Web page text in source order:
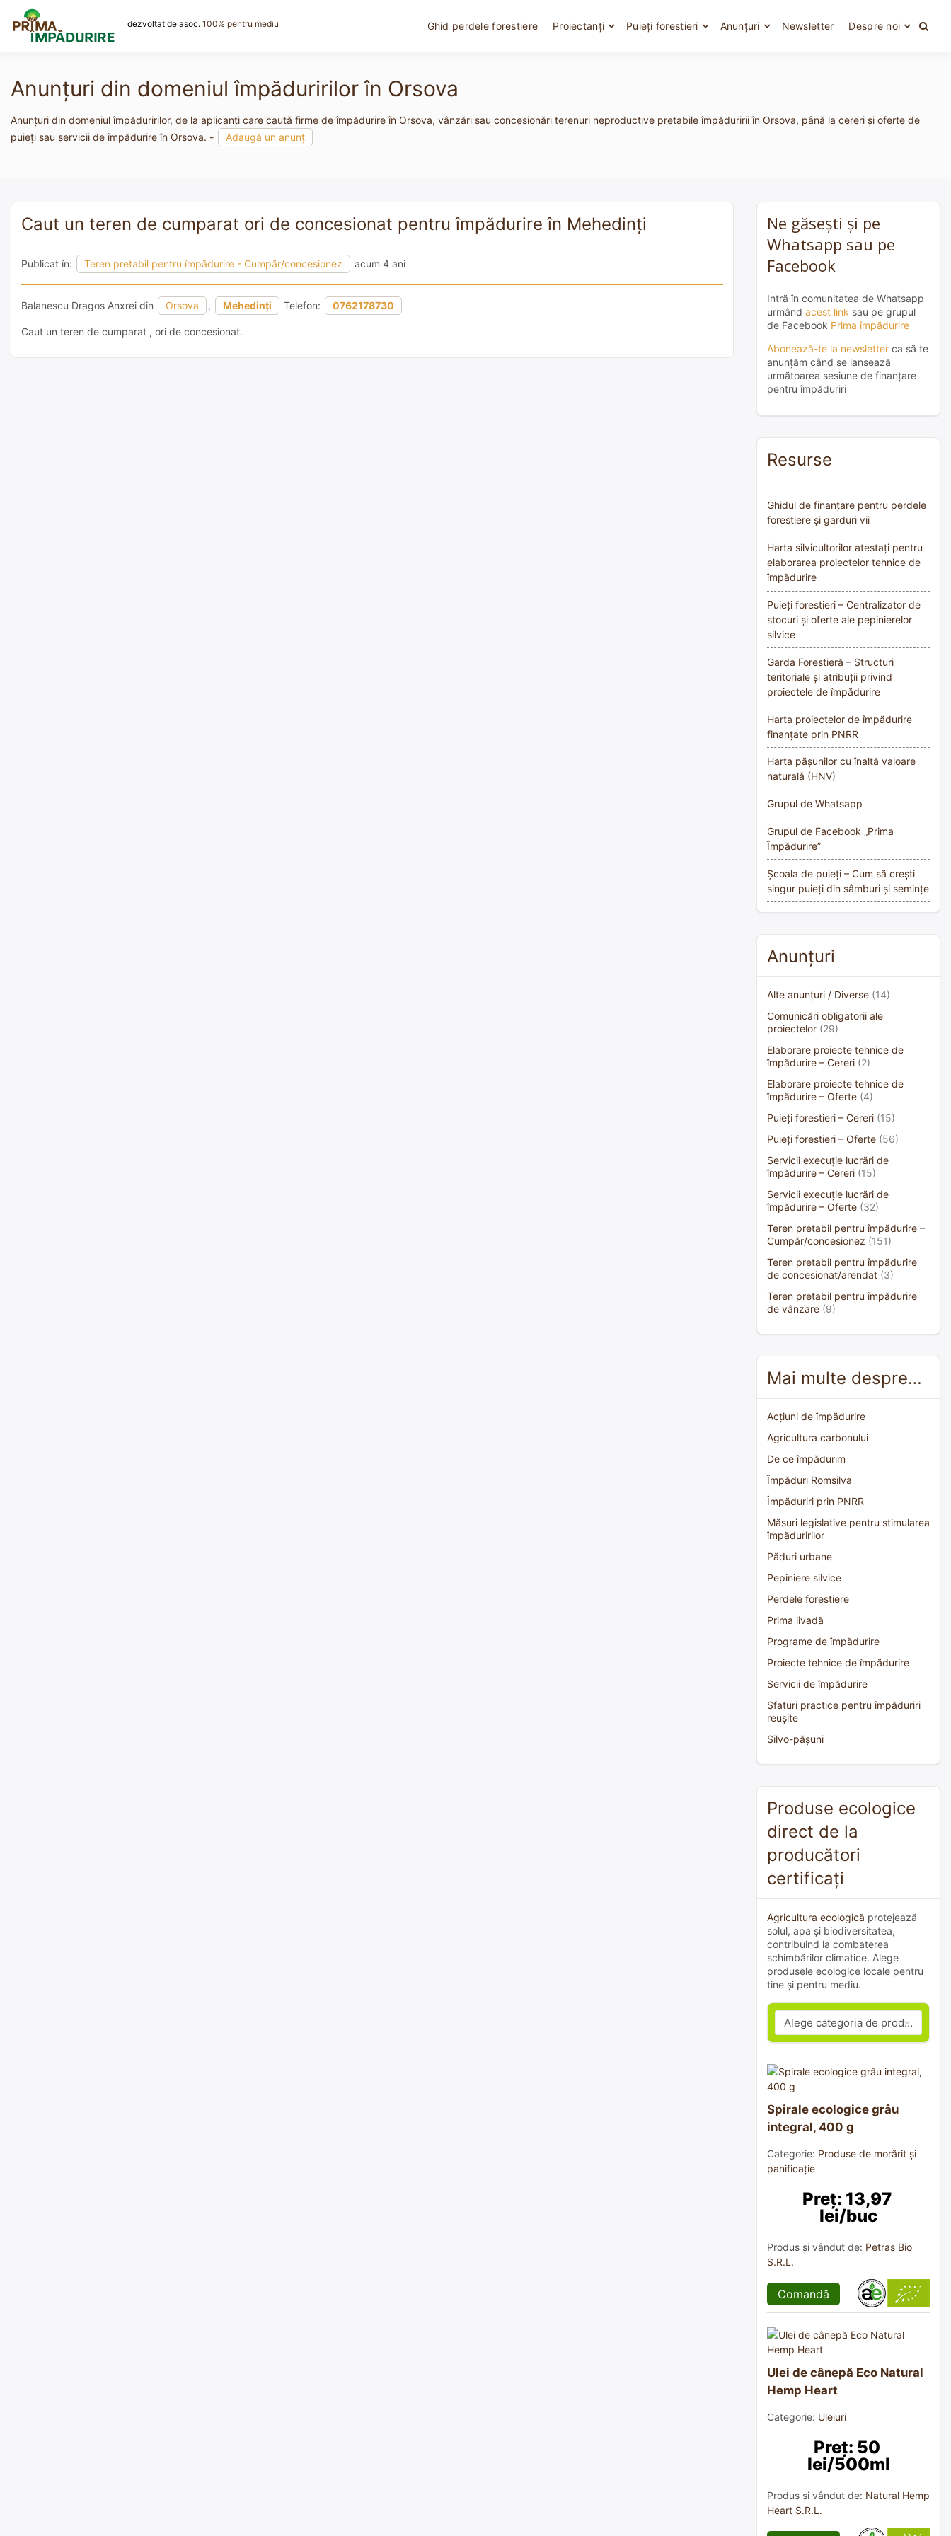
content
dezvoltat de asoc. 100% pentru mediu Ghid perdele forestiere Proiectanți Puieți forestieri Anunțuri Newsletter Despre noi
Anunțuri din domeniul împăduririlor în Orsova
Anunțuri din domeniul împăduririlor, de la aplicanți care caută firme de împădurire în Orsova, vânzări sau concesionări terenuri neproductive pretabile împăduririi în Orsova, până la cereri și oferte de
puieți sau servicii de împădurire în Orsova. -
Adaugă un anunț
Caut un teren de cumparat ori de concesionat pentru împădurire în Mehedinți
Publicat în: Teren pretabil pentru împădurire - Cumpăr/concesionez acum 4 ani
Balanescu Dragos Anxrei din Orsova , Mehedinți Telefon: 0762178730
Caut un teren de cumparat , ori de concesionat.
Ne găsești și pe
Whatsapp sau pe
Facebook
Intră în comunitatea de Whatsapp
urmând acest link sau pe grupul
de Facebook Prima împădurire
Abonează-te la newsletter ca să te
anunțăm când se lansează
următoarea sesiune de finanțare
pentru împăduriri
Resurse
Ghidul de finanțare pentru perdele
forestiere și garduri vii
Harta silvicultorilor atestați pentru
elaborarea proiectelor tehnice de
împădurire
Puieți forestieri – Centralizator de
stocuri și oferte ale pepinierelor
silvice
Garda Forestieră – Structuri
teritoriale și atribuții privind
proiectele de împădurire
Harta proiectelor de împădurire
finanțate prin PNRR
Harta pășunilor cu înaltă valoare
naturală (HNV)
Grupul de Whatsapp
Grupul de Facebook „Prima
Împădurire”
Școala de puieți – Cum să crești
singur puieți din sâmburi și semințe
Anunțuri
Alte anunțuri / Diverse (14)
Comunicări obligatorii ale
proiectelor (29)
Elaborare proiecte tehnice de
împădurire – Cereri (2)
Elaborare proiecte tehnice de
împădurire – Oferte (4)
Puieți forestieri – Cereri (15)
Puieți forestieri – Oferte (56)
Servicii execuție lucrări de
împădurire – Cereri (15)
Servicii execuție lucrări de
împădurire – Oferte (32)
Teren pretabil pentru împădurire –
Cumpăr/concesionez (151)
Teren pretabil pentru împădurire
de concesionat/arendat (3)
Teren pretabil pentru împădurire
de vânzare (9)
Mai multe despre…
Acțiuni de împădurire
Agricultura carbonului
De ce împădurim
Împăduri Romsilva
Împăduriri prin PNRR
Măsuri legislative pentru stimularea
împăduririlor
Păduri urbane
Pepiniere silvice
Perdele forestiere
Prima livadă
Programe de împădurire
Proiecte tehnice de împădurire
Servicii de împădurire
Sfaturi practice pentru împăduriri
reușite
Silvo-pășuni
Produse ecologice
direct de la
producători
certificați
Agricultura ecologică protejează
solul, apa și biodiversitatea,
contribuind la combaterea
schimbărilor climatice. Alege
produsele ecologice locale pentru
tine și pentru mediu.
Spirale ecologice grâu
integral, 400 g
Categorie: Produse de morărit și
panificație
Preț: 13,97
lei/buc
Produs și vândut de: Petras Bio
S.R.L.
Comandă
Ulei de cânepă Eco Natural
Hemp Heart
Categorie: Uleiuri
Preț: 50
lei/500ml
Produs și vândut de: Natural Hemp
Heart S.R.L.